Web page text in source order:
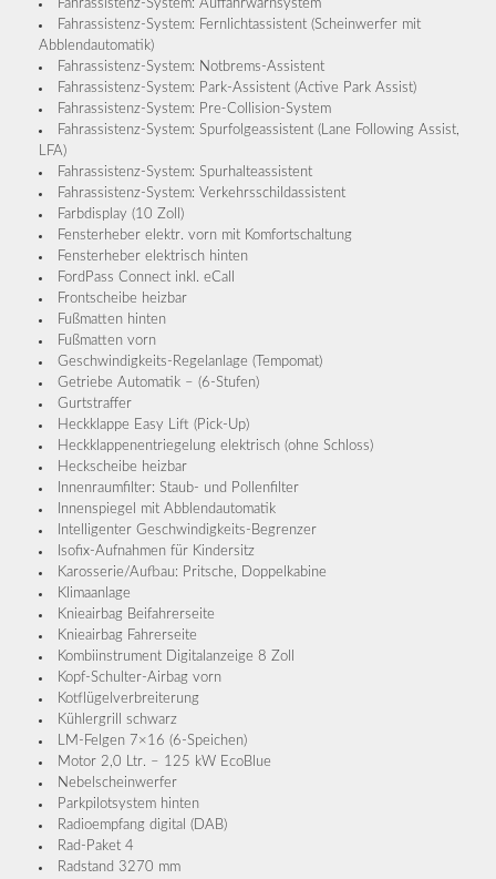
Fahrassistenz-System: Auffahrwarnsystem
Fahrassistenz-System: Fernlichtassistent (Scheinwerfer mit
Abblendautomatik)
Fahrassistenz-System: Notbrems-Assistent
Fahrassistenz-System: Park-Assistent (Active Park Assist)
Fahrassistenz-System: Pre-Collision-System
Fahrassistenz-System: Spurfolgeassistent (Lane Following Assist,
LFA)
Fahrassistenz-System: Spurhalteassistent
Fahrassistenz-System: Verkehrsschildassistent
Farbdisplay (10 Zoll)
Fensterheber elektr. vorn mit Komfortschaltung
Fensterheber elektrisch hinten
FordPass Connect inkl. eCall
Frontscheibe heizbar
Fußmatten hinten
Fußmatten vorn
Geschwindigkeits-Regelanlage (Tempomat)
Getriebe Automatik – (6-Stufen)
Gurtstraffer
Heckklappe Easy Lift (Pick-Up)
Heckklappenentriegelung elektrisch (ohne Schloss)
Heckscheibe heizbar
Innenraumfilter: Staub- und Pollenfilter
Innenspiegel mit Abblendautomatik
Intelligenter Geschwindigkeits-Begrenzer
Isofix-Aufnahmen für Kindersitz
Karosserie/Aufbau: Pritsche, Doppelkabine
Klimaanlage
Knieairbag Beifahrerseite
Knieairbag Fahrerseite
Kombiinstrument Digitalanzeige 8 Zoll
Kopf-Schulter-Airbag vorn
Kotflügelverbreiterung
Kühlergrill schwarz
LM-Felgen 7×16 (6-Speichen)
Motor 2,0 Ltr. – 125 kW EcoBlue
Nebelscheinwerfer
Parkpilotsystem hinten
Radioempfang digital (DAB)
Rad-Paket 4
Radstand 3270 mm